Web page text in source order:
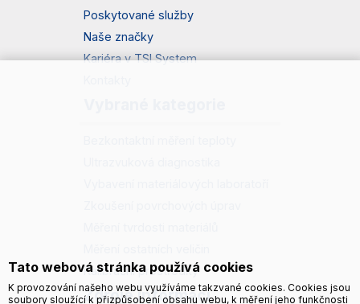
Poskytované služby
Naše značky
Kariéra v TSI System
Kalibrační prostředky
Zdroje informací
Tato webová stránka používá cookies
K provozování našeho webu využíváme takzvané cookies. Cookies jsou
soubory sloužící k přizpůsobení obsahu webu, k měření jeho funkčnosti